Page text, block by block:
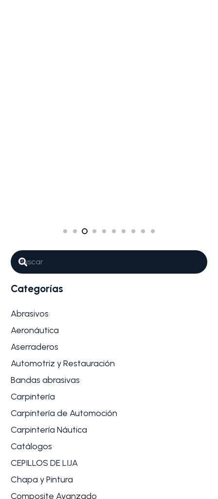
Categorías
Abrasivos
Aeronáutica
Aserraderos
Automotriz y Restauración
Bandas abrasivas
Carpintería
Carpintería de Automoción
Carpintería Náutica
Catálogos
CEPILLOS DE LIJA
Chapa y Pintura
Composite Avanzado